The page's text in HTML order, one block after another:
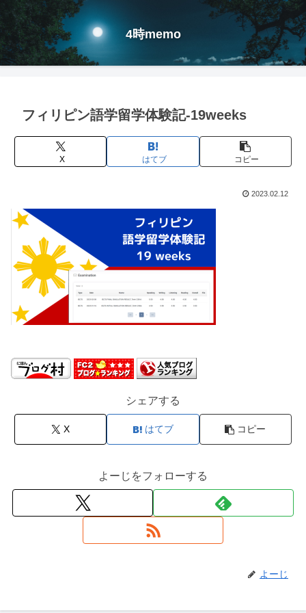
4時memo
フィリピン語学留学体験記-19weeks
X はてブ コピー
2023.02.12
シェアする
X はてブ コピー
よーじをフォローする
よーじ